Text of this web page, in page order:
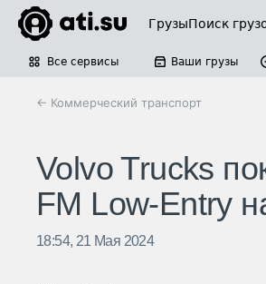
ГрузыПоиск
Все сервисы Ваши грузы
← Коммерческий транспорт
Volvo Trucks
FM Low-Entry
18:54, 21 Мая 2024